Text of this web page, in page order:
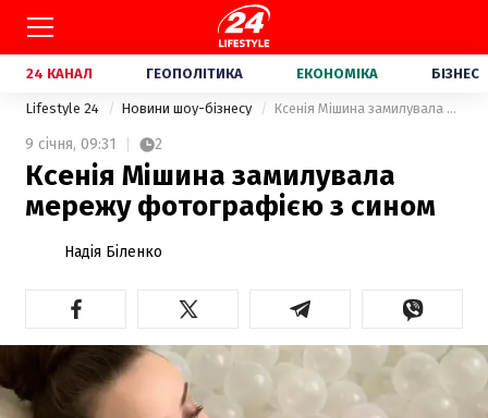
24 КАНАЛ ГЕОПОЛІТИКА ЕКОНОМІКА БІЗНЕС
Lifestyle 24 Новини шоу-бізнесу Ксенія Мішина замилувала мережу фотографією з сином
9 січня, 09:31 2
Ксенія Мішина замилувала
мережу фотографією з сином
Надія Біленко